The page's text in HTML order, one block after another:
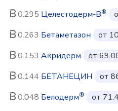
0.295 Целестодерм-В®
0.263 Бетаметазон
от
0.153 Акридерм
от
0.144 БЕТАНЕЦИН
от
0.048 Белодерм®
от